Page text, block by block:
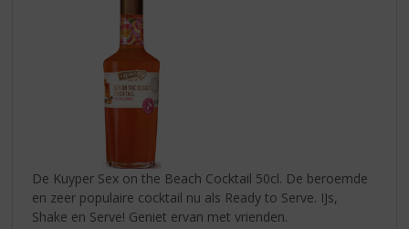
De Kuyper Sex on the Beach Cocktail 50cl. De beroemde
en zeer populaire cocktail nu als Ready to Serve. IJs,
Shake en Serve! Geniet ervan met vrienden.